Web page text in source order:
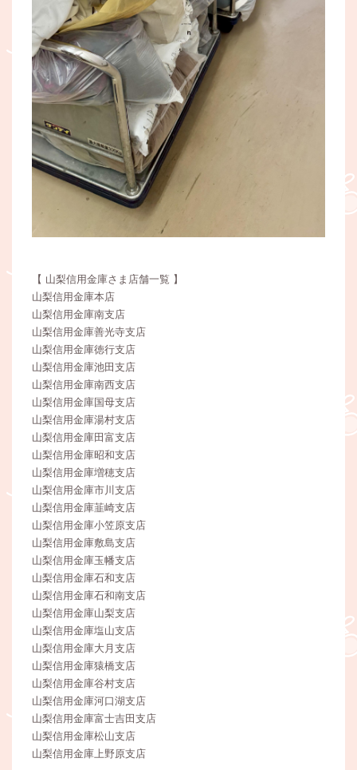
【 山梨信用金庫さま店舗一覧 】
山梨信用金庫本店
山梨信用金庫南支店
山梨信用金庫善光寺支店
山梨信用金庫徳行支店
山梨信用金庫池田支店
山梨信用金庫南西支店
山梨信用金庫国母支店
山梨信用金庫湯村支店
山梨信用金庫田富支店
山梨信用金庫昭和支店
山梨信用金庫増穂支店
山梨信用金庫市川支店
山梨信用金庫韮崎支店
山梨信用金庫小笠原支店
山梨信用金庫敷島支店
山梨信用金庫玉幡支店
山梨信用金庫石和支店
山梨信用金庫石和南支店
山梨信用金庫山梨支店
山梨信用金庫塩山支店
山梨信用金庫大月支店
山梨信用金庫猿橋支店
山梨信用金庫谷村支店
山梨信用金庫河口湖支店
山梨信用金庫富士吉田支店
山梨信用金庫松山支店
山梨信用金庫上野原支店